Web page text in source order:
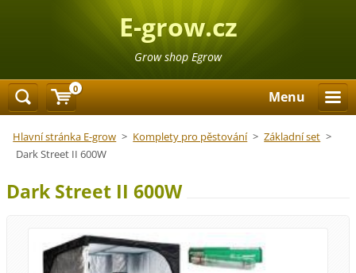
E-grow.cz
Grow shop Egrow
Menu
Hlavní stránka E-grow > Komplety pro pěstování > Základní set >
Dark Street II 600W
Dark Street II 600W
0